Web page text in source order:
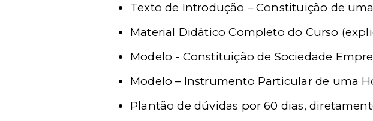
Texto de Introdução – Constituição de
Material Didático Completo do Curso
Modelo - Constituição de Sociedade
Modelo – Instrumento Particular de uma
Plantão de dúvidas por 60 dias,